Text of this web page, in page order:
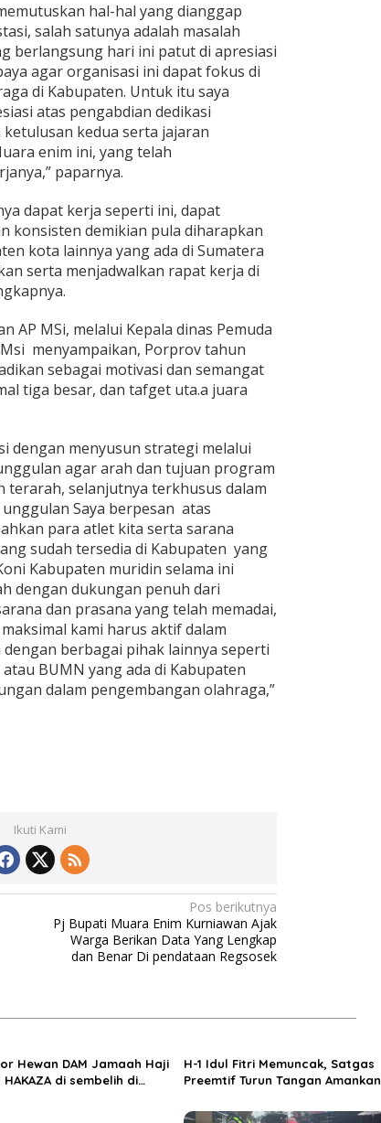
hal-hal yang dianggap
salah satunya adalah masalah
berlangsung hari ini patut di apresiasi
agar organisasi ini dapat fokus di
di Kabupaten. Untuk itu saya
atas pengabdian dedikasi
kedua serta jajaran
enim ini, yang telah
paparnya.
dapat kerja seperti ini, dapat
konsisten demikian pula diharapkan
kota lainnya yang ada di Sumatera
serta menjadwalkan rapat kerja di
AP MSi, melalui Kepala dinas Pemuda
menyampaikan, Porprov tahun
sebagai motivasi dan semangat
tiga besar, dan tafget uta.a juara
dengan menyusun strategi melalui
agar arah dan tujuan program
terarah, selanjutnya terkhusus dalam
Saya berpesan atas
para atlet kita serta sarana
sudah tersedia di Kabupaten yang
Kabupaten muridin selama ini
dengan dukungan penuh dari
dan prasana yang telah memadai,
kami harus aktif dalam
berbagai pihak lainnya seperti
BUMN yang ada di Kabupaten
dalam pengembangan olahraga,”
Ikuti Kami
Pos berikutnya
Pj Bupati Muara Enim Kurniawan Ajak
Warga Berikan Data Yang Lengkap
dan Benar Di pendataan Regsosek
Hewan DAM Jamaah Haji
HAKAZA di sembelih di
H-1 Idul Fitri Memuncak, Satgas
Preemtif Turun Tangan Amankan